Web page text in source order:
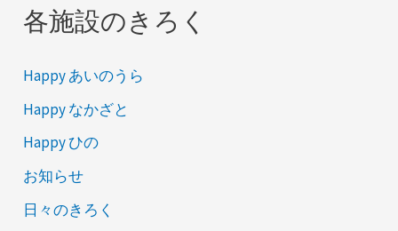
各施設のきろく
Happy あいのうら
Happy なかざと
Happy ひの
お知らせ
日々のきろく